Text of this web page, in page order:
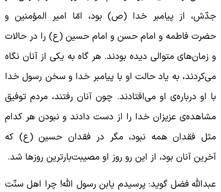
از پیامبر خدا (ص) بود، امّا امیر المؤمنین و
فاطمه و امام حسن و امام حسین (ع) را در حالات
زمان‌های متوالی دیده بودند. هر گاه به یکی از آنان نگاه
به یاد حالت او با پیامبر خدا و سخن رسول خدا
او درباره‌ی او می‌افتادند. چون آنان رفتند، مردم توفیق
عزیزان خدا را از دست دادند و نبودن هر کدام
فقدان همه نبود، مگر در فقدان حسین (ع) که
آنان بود، از این رو روز او مصیبت‌بارترین روزها شد.
فضل گوید: پرسیدم یابن رسول الله! چرا اهل سنّت